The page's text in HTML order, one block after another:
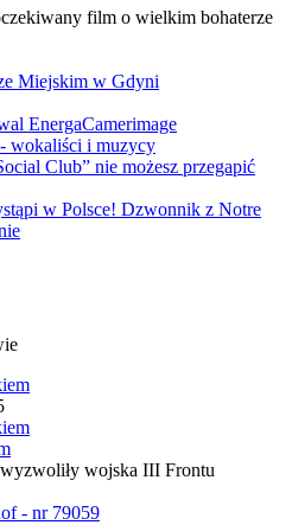
film o wielkim bohaterze
Miejskim w Gdyni
EnergaCamerimage
wokaliści i muzycy
Club” nie możesz przegapić
w Polsce! Dzwonnik z Notre
wojska III Frontu
- nr 79059